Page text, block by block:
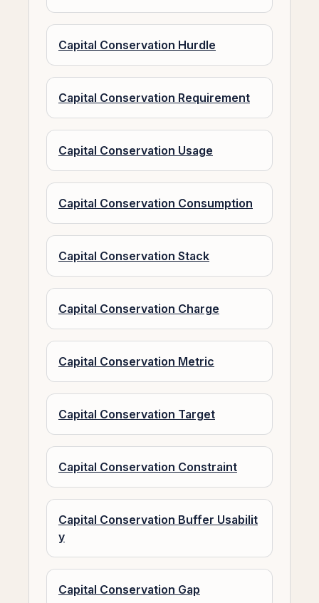
Capital Conservation Hurdle
Capital Conservation Requirement
Capital Conservation Usage
Capital Conservation Consumption
Capital Conservation Stack
Capital Conservation Charge
Capital Conservation Metric
Capital Conservation Target
Capital Conservation Constraint
Capital Conservation Buffer Usabilit
y
Capital Conservation Gap